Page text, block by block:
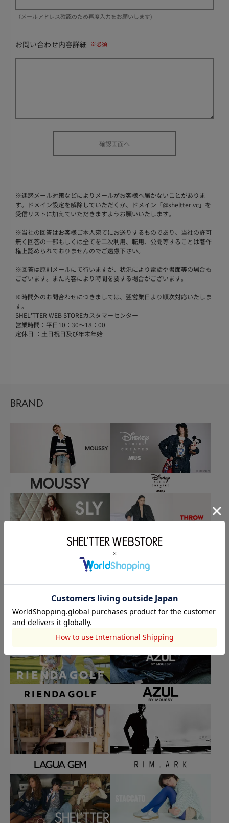
（メールアドレス確認のため再度入力をお願いします)
お問い合わせ内容詳細
※迷惑メール対策などによりメールがお客様へ届かないことがありま
す。ドメイン設定を解除していただくか、ドメイン「@sheltter.vc」を
受信リストに加えていただきますようお願いいたします。
※当社の回答はお客様ご本人宛てにお送りするものであり、当社の許可
無く回答の一部もしくは全てを二次利用、転用、公開等することは著作
権上認められておりませんのでご遠慮下さい。
※回答は原則メールにて行いますが、状況により電話や書面等の場合も
ございます。また内容により時間を要する場合がございます。
※時間外のお問合わせにつきましては、翌営業日より順次対応いたしま
す。
SHEL'TTER WEB STOREカスタマーセンター
営業時間：平日10：30～18：00
定休日 ：土日祝日及び年末年始
BRAND